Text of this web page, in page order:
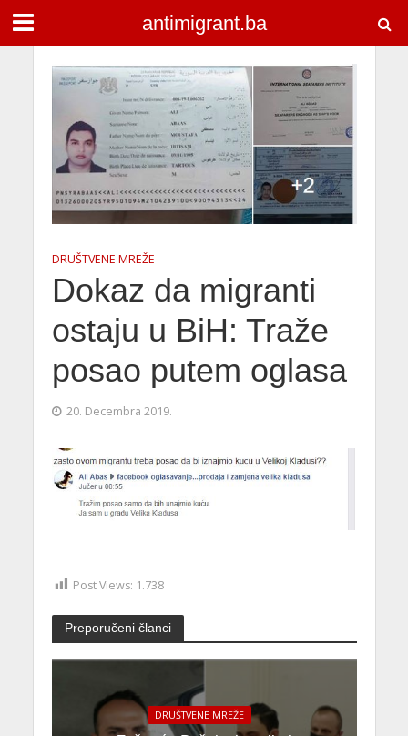
antimigrant.ba
DRUŠTVENE MREŽE
Dokaz da migranti
ostaju u BiH: Traže
posao putem oglasa
20. Decembra 2019.
Post Views: 1.738
Preporučeni članci
DRUŠTVENE MREŽE